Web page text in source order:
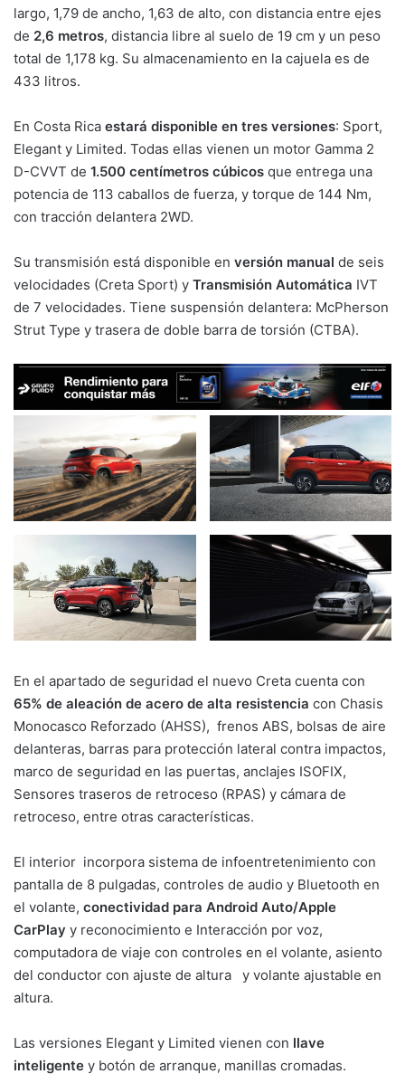
largo, 1,79 de ancho, 1,63 de alto, con distancia entre ejes
de 2,6 metros, distancia libre al suelo de 19 cm y un peso
total de 1,178 kg. Su almacenamiento en la cajuela es de
433 litros.
En Costa Rica estará disponible en tres versiones: Sport,
Elegant y Limited. Todas ellas vienen un motor Gamma 2
D-CVVT de 1.500 centímetros cúbicos que entrega una
potencia de 113 caballos de fuerza, y torque de 144 Nm,
con tracción delantera 2WD.
Su transmisión está disponible en versión manual de seis
velocidades (Creta Sport) y Transmisión Automática IVT
de 7 velocidades. Tiene suspensión delantera: McPherson
Strut Type y trasera de doble barra de torsión (CTBA).
En el apartado de seguridad el nuevo Creta cuenta con
65% de aleación de acero de alta resistencia con Chasis
Monocasco Reforzado (AHSS), frenos ABS, bolsas de aire
delanteras, barras para protección lateral contra impactos,
marco de seguridad en las puertas, anclajes ISOFIX,
Sensores traseros de retroceso (RPAS) y cámara de
retroceso, entre otras características.
El interior incorpora sistema de infoentretenimiento con
pantalla de 8 pulgadas, controles de audio y Bluetooth en
el volante, conectividad para Android Auto/Apple
CarPlay y reconocimiento e Interacción por voz,
computadora de viaje con controles en el volante, asiento
del conductor con ajuste de altura y volante ajustable en
altura.
Las versiones Elegant y Limited vienen con llave
inteligente y botón de arranque, manillas cromadas.